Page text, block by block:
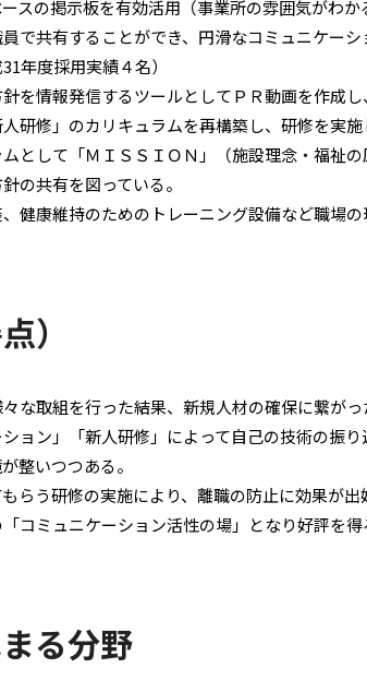
スの掲示板を有効活用（事業所の雰囲気がわ
で共有することができ、円滑なコミュニケーシ
年度採用実績４名）
を情報発信するツールとしてＰＲ動画を作成
研修」のカリキュラムを再構築し、研修を実施
ムとして「ＭＩＳＳＩＯＮ」（施設理念・福祉
の共有を図っている。
健康維持のためのトレーニング設備など職場の
）
な取組を行った結果、新規人材の確保に繋がっ
ョン」「新人研修」によって自己の技術の振
整いつつある。
らう研修の実施により、離職の防止に効果が出
コミュニケーション活性の場」となり好評を得
る分野